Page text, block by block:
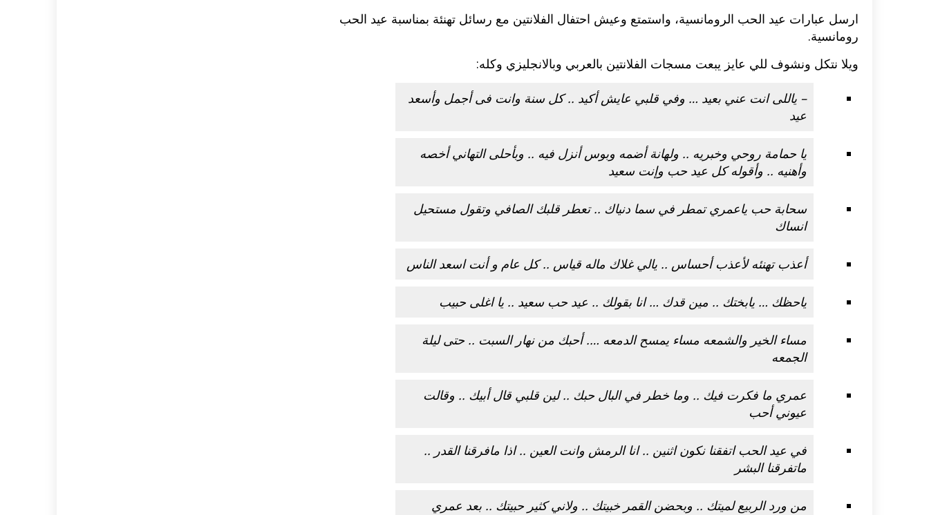
ارسل عبارات عيد الحب الرومانسية، واستمتع وعيش احتفال الفلانتين مع رسائل تهنئة بمناسبة عيد الحب
رومانسية.
‬ويلا نتكل ونشوف للي عايز يبعت مسجات الفلانتين بالعربي وبالانجليزي وكله:
– ياللى انت عني بعيد … وفي قلبي عايش أكيد .. كل سنة وانت فى أجمل وأسعد
عيد
يا حمامة روحي وخبريه .. ولهانة أضمه وبوس أنزل فيه .. وبأحلى التهاني أخصه
وأهنيه .. وأقوله كل عيد حب وإنت سعيد
سحابة حب ياعمري تمطر في سما دنياك .. تعطر قلبك الصافي وتقول مستحيل
انساك
أعذب تهنئه لأعذب أحساس .. يالي غلاك ماله قياس .. كل عام و أنت اسعد الناس
ياحظك … يابختك .. مين قدك … انا بقولك .. عيد حب سعيد .. يا اغلى حبيب
مساء الخير والشمعه مساء يمسح الدمعه …. أحبك من نهار السبت .. حتى ليلة
الجمعه
عمري ما فكرت فيك .. وما خطر في البال حبك .. لين قلبي قال أبيك .. وقالت
عيوني أحب
في عيد الحب اتفقنا نكون اثنين .. انا الرمش وانت العين .. اذا مافرقنا القدر ..
ماتفرقنا البشر
من ورد الربيع لميتك .. وبحضن القمر خبيتك .. ولاني كثير حبيتك .. بعد عمري